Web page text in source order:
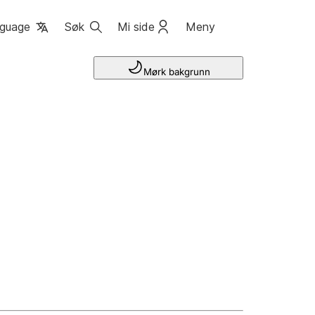
Søk Mi side Meny
Mørk bakgrunn